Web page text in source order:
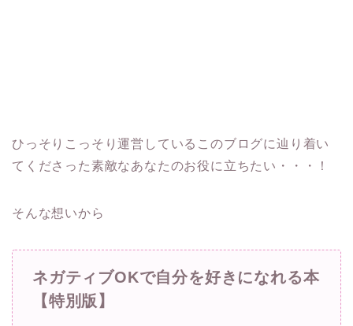
ひっそりこっそり運営しているこのブログに辿り着い
てくださった素敵なあなたのお役に立ちたい・・・！
そんな想いから
ネガティブOKで自分を好きになれる本
【特別版】